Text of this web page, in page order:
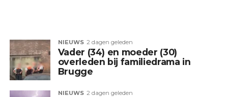
NIEUWS 2 dagen geleden
Vader (34) en moeder (30)
overleden bij familiedrama in
Brugge
NIEUWS 2 dagen geleden